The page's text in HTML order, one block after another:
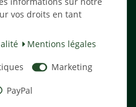
vos droits en tant
Mentions légales
Marketing
PayPal